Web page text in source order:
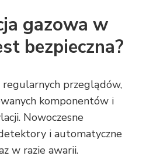
gazowa w
bezpieczna?
przeglądów,
komponentów i
Nowoczesne
i automatyczne
w razie awarii.